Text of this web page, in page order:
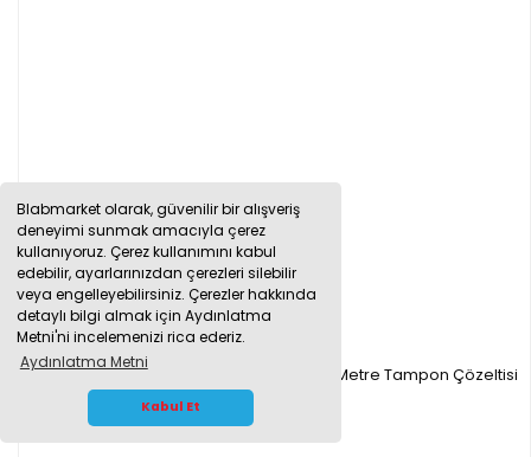
Blabmarket olarak, güvenilir bir alışveriş
deneyimi sunmak amacıyla çerez
kullanıyoruz. Çerez kullanımını kabul
edebilir, ayarlarınızdan çerezleri silebilir
veya engelleyebilirsiniz. Çerezler hakkında
detaylı bilgi almak için Aydınlatma
Metni'ni incelemenizi rica ederiz.
Aydınlatma Metni
Kabul Et
Kimyalab pH 4.01 Kalibrasyon Sıvısı - pH Metre Tampon Çözeltisi
WHATSAPP İLETİŞİM